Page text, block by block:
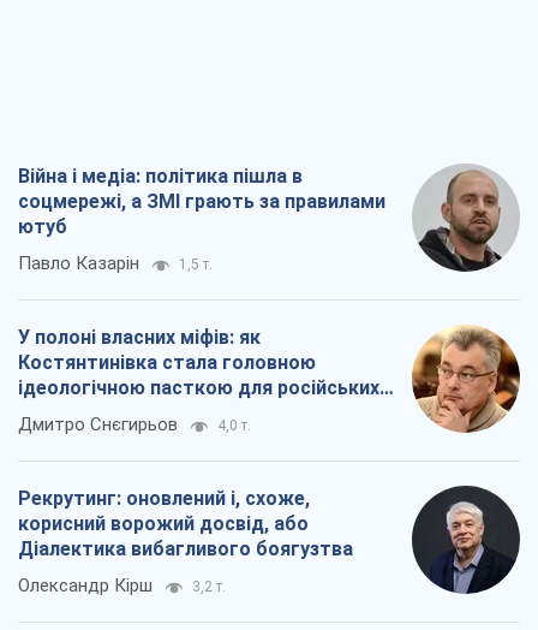
Війна і медіа: політика пішла в
соцмережі, а ЗМІ грають за правилами
ютуб
Павло Казарін 1,5 т.
У полоні власних міфів: як
Костянтинівка стала головною
ідеологічною пасткою для російських
окупантів
Дмитро Снєгирьов 4,0 т.
Рекрутинг: оновлений і, схоже,
корисний ворожий досвід, або
Діалектика вибагливого боягузтва
Олександр Кірш 3,2 т.